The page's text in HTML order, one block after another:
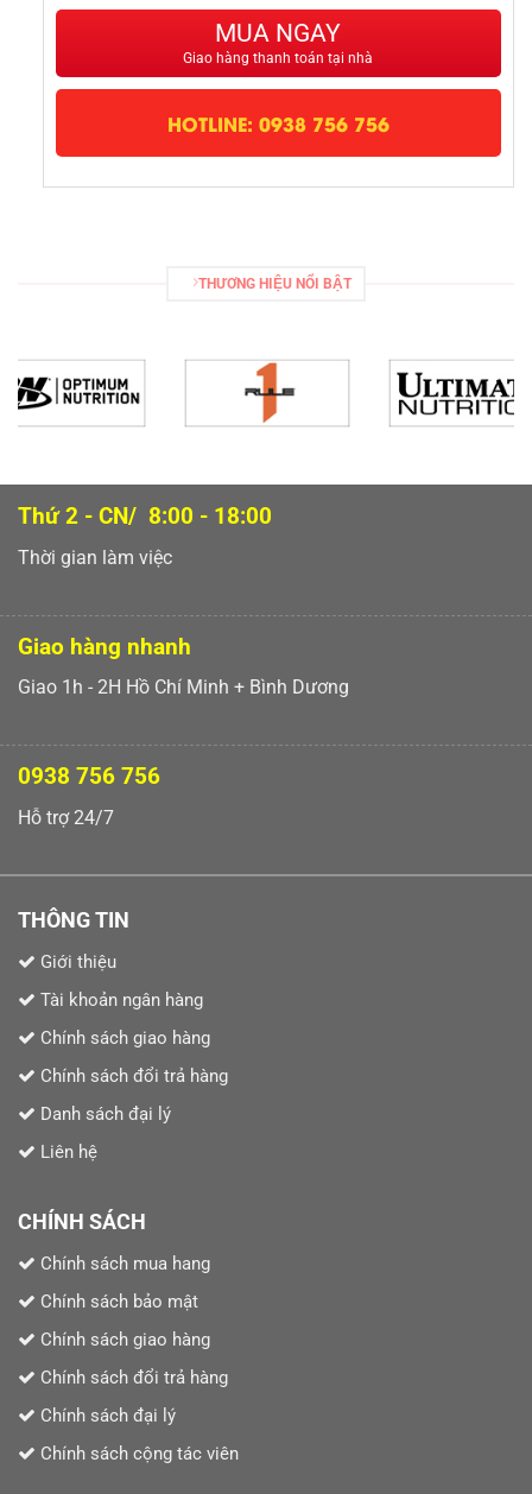
MUA NGAY
Giao hàng thanh toán tại nhà
HOTLINE: 0938 756 756
THƯƠNG HIỆU NỔI BẬT
Thứ 2 - CN/ 8:00 - 18:00
Thời gian làm việc
Giao hàng nhanh
Giao 1h - 2H Hồ Chí Minh + Bình Dương
0938 756 756
Hỗ trợ 24/7
THÔNG TIN
Giới thiệu
Tài khoản ngân hàng
Chính sách giao hàng
Chính sách đổi trả hàng
Danh sách đại lý
Liên hệ
CHÍNH SÁCH
Chính sách mua hang
Chính sách bảo mật
Chính sách giao hàng
Chính sách đổi trả hàng
Chính sách đại lý
Chính sách cộng tác viên